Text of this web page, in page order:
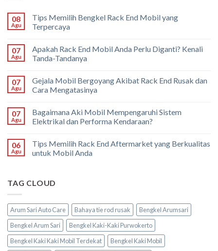
08
Agu
Tips Memilih Bengkel Rack End Mobil yang
Terpercaya
07
Agu
Apakah Rack End Mobil Anda Perlu Diganti? Kenali
Tanda-Tandanya
07
Agu
Gejala Mobil Bergoyang Akibat Rack End Rusak dan
Cara Mengatasinya
07
Agu
Bagaimana Aki Mobil Mempengaruhi Sistem
Elektrikal dan Performa Kendaraan?
06
Agu
Tips Memilih Rack End Aftermarket yang Berkualitas
untuk Mobil Anda
TAG CLOUD
Arum Sari Auto Care Bahaya tie rod rusak
Bengkel Arumsari
Bengkel Arum Sari
Bengkel Kaki-Kaki Purwokerto
Bengkel Kaki Kaki Mobil Terdekat
Bengkel Kaki Mobil